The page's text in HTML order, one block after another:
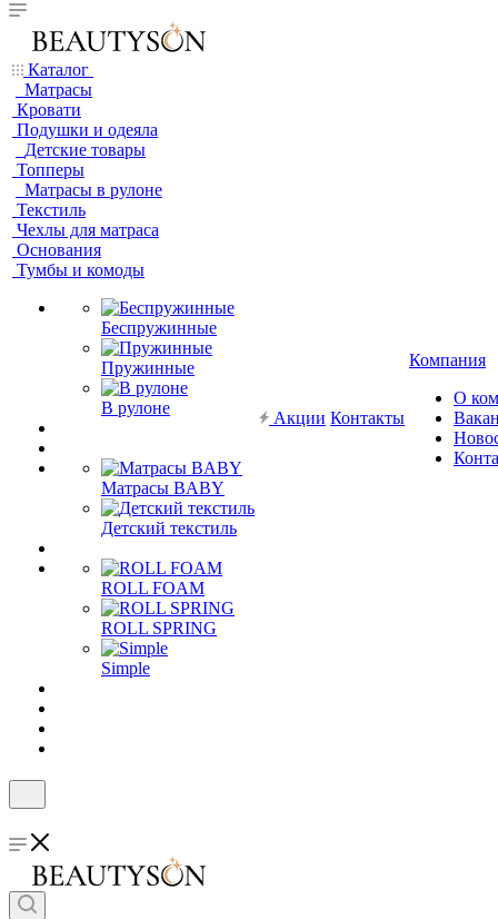
Каталог
Матрасы
Кровати
Подушки и одеяла
Детские товары
Топперы
Матрасы в рулоне
Текстиль
Чехлы для матраса
Основания
Тумбы и комоды
Беспружинные
Пружинные
В рулоне
Матрасы BABY
Детский текстиль
ROLL FOAM
ROLL SPRING
Simple
Акции Контакты
Компания
О